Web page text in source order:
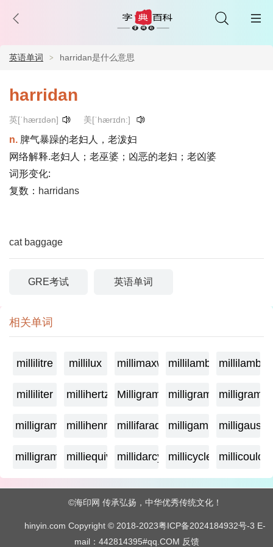
英语单词 harridan是什么意思
harridan
英[ˈhærɪdən] 美[ˈhærɪdn:]
n. 脾气暴躁的老妇人，老泼妇
网络解释.老妇人；老巫婆；凶恶的老妇；老凶婆
词形变化:
复数： harridans
cat baggage
GRE考试 英语单词
相关单词
millilitre millilux millimaxwellmillilambda
milliliter millihertz Milligramagemilligrame
milligrammemillihenry millifarad milligammamilligauss
milligram milliequivalentmillidarcy millicycle
©海印网 传承弘扬，中华优秀传统文化！
hinyin.com Copyright © 2018-2023粤ICP备2024184932号-3 E-
mail：442814395#qq.COM 反馈